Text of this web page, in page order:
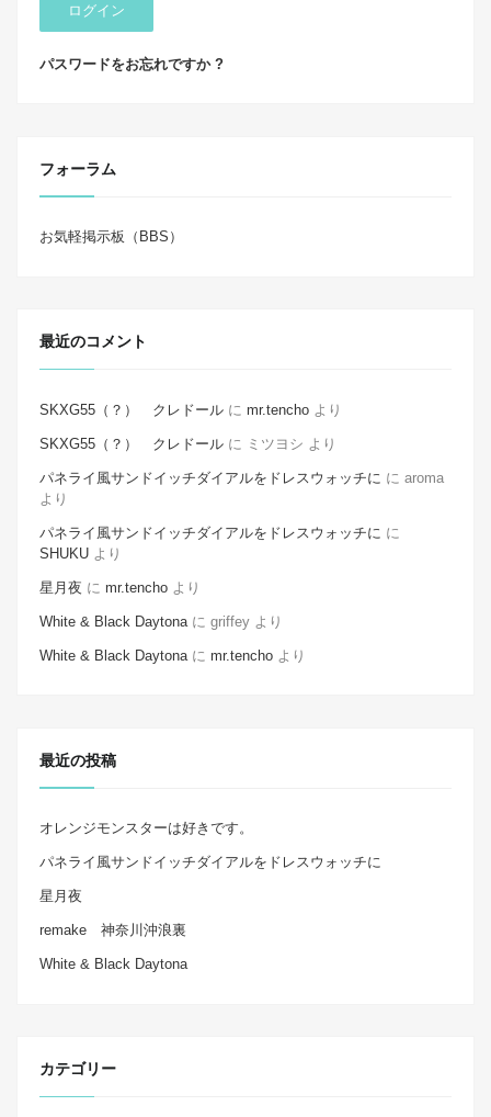
ログイン
パスワードをお忘れですか ?
フォーラム
お気軽掲示板（BBS）
最近のコメント
SKXG55（？） クレドール に mr.tencho より
SKXG55（？） クレドール に ミツヨシ より
パネライ風サンドイッチダイアルをドレスウォッチに に aroma
より
パネライ風サンドイッチダイアルをドレスウォッチに に
SHUKU より
星月夜 に mr.tencho より
White & Black Daytona に griffey より
White & Black Daytona に mr.tencho より
最近の投稿
オレンジモンスターは好きです。
パネライ風サンドイッチダイアルをドレスウォッチに
星月夜
remake 神奈川沖浪裏
White & Black Daytona
カテゴリー